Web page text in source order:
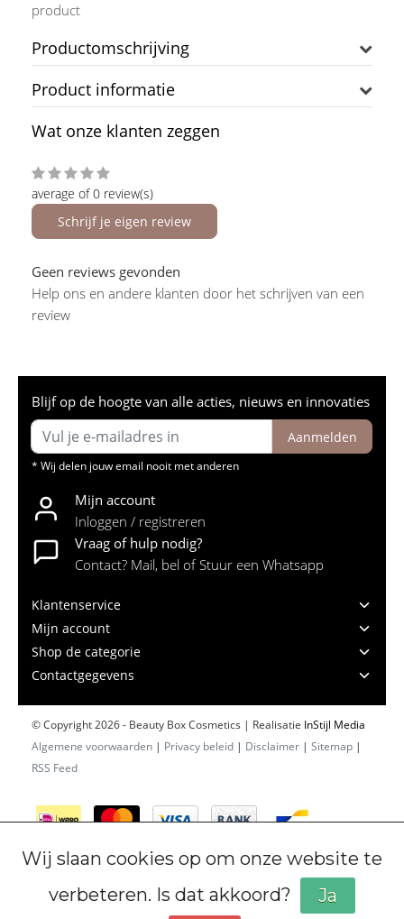
product
Productomschrijving
Product informatie
Wat onze klanten zeggen
average of 0 review(s)
Schrijf je eigen review
Geen reviews gevonden
Help ons en andere klanten door het schrijven van een
review
Blijf op de hoogte van alle acties, nieuws en innovaties
Aanmelden
* Wij delen jouw email nooit met anderen
Mijn account
Inloggen / registreren
Vraag of hulp nodig?
Contact? Mail, bel of Stuur een Whatsapp
Klantenservice
Mijn account
Shop de categorie
Contactgegevens
© Copyright 2026 - Beauty Box Cosmetics | Realisatie InStijl Media
Algemene voorwaarden | Privacy beleid | Disclaimer | Sitemap |
RSS Feed
Wij slaan cookies op om onze website te
verbeteren. Is dat akkoord?
Ja